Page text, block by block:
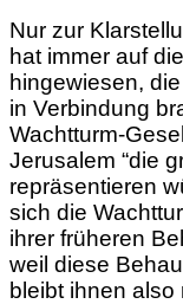
Nur zur
hat immer auf
hingewiesen,
in Verbindung
Wachtturm-
Jerusalem “die
repräsentieren
sich die
ihrer früheren
weil diese
bleibt ihnen